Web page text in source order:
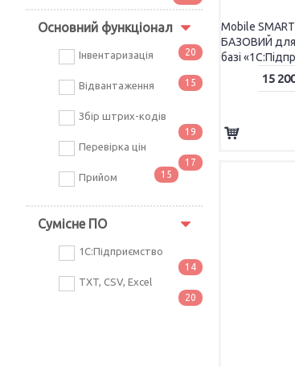
ZEBRA
Datalogic
Newland
Основний функціонал
Інвентаризація 20
Відвантаження 15
Збір штрих-кодів
19
Перевірка цін
17
Прийом 15
Сумісне ПО
1С:Підприємство
14
TXT, CSV, Excel
20
Mobile
БАЗОВИЙ для
базі
15